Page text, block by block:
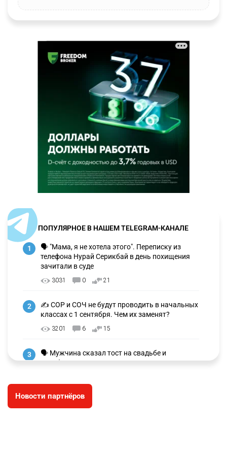
ПОПУЛЯРНОЕ В НАШЕМ TELEGRAM-КАНАЛЕ
1
🗣 "Мама, я не хотела этого". Переписку из
телефона Нурай Серикбай в день похищения
зачитали в суде
3031 0 21
2
✍️ СОР и СОЧ не будут проводить в начальных
классах с 1 сентября. Чем их заменят?
3201 6 15
3
🗣 Мужчина сказал тост на свадьбе и
заработал уголовное дело
⚠️ Доброе утро, друзья! Предлагаем обзор
главных новостей за 4 августа
Новости партнёров